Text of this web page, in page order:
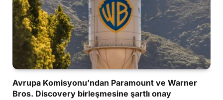
Avrupa Komisyonu’ndan Paramount ve Warner
Bros. Discovery birleşmesine şartlı onay